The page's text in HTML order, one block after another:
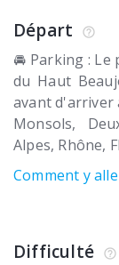
Départ
🚘 Parking :
du Haut
avant d'arriver
Monsols
Alpes, Rhône
Comment y
Difficulté